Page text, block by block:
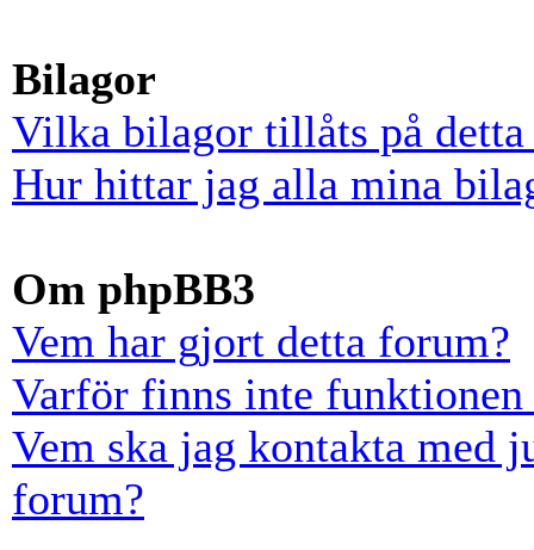
Bilagor
Vilka bilagor tillåts på
Hur hittar jag alla mina
Om phpBB3
Vem har gjort detta forum?
Varför finns inte funktionen
Vem ska jag kontakta med
forum?